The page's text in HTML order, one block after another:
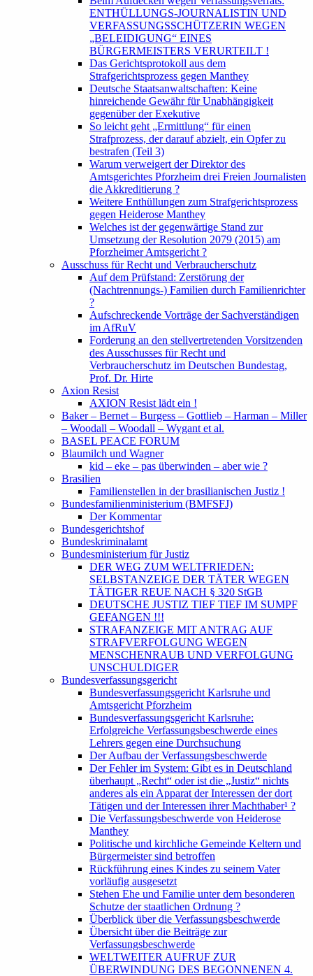
ENTHÜLLUNGS-JOURNALISTIN UND
VERFASSUNGSSCHÜTZERIN WEGEN
„BELEIDIGUNG“ EINES
BÜRGERMEISTERS VERURTEILT !
Das Gerichtsprotokoll aus dem
Strafgerichtsprozess gegen Manthey
Deutsche Staatsanwaltschaften: Keine
hinreichende Gewähr für Unabhängigkeit
gegenüber der Exekutive
So leicht geht „Ermittlung“ für einen
Strafprozess, der darauf abzielt, ein Opfer zu
bestrafen (Teil 3)
Warum verweigert der Direktor des
Amtsgerichtes Pforzheim drei Freien Journalisten
die Akkreditierung ?
Weitere Enthüllungen zum Strafgerichtsprozess
gegen Heiderose Manthey
Welches ist der gegenwärtige Stand zur
Umsetzung der Resolution 2079 (2015) am
Pforzheimer Amtsgericht ?
Ausschuss für Recht und Verbraucherschutz
Auf dem Prüfstand: Zerstörung der
(Nachtrennungs-) Familien durch Familienrichter
?
Aufschreckende Vorträge der Sachverständigen
im AfRuV
Forderung an den stellvertretenden Vorsitzenden
des Ausschusses für Recht und
Verbraucherschutz im Deutschen Bundestag,
Prof. Dr. Hirte
Axion Resist
AXION Resist lädt ein !
Baker – Bernet – Burgess – Gottlieb – Harman – Miller
– Woodall – Woodall – Wygant et al.
BASEL PEACE FORUM
Blaumilch und Wagner
kid – eke – pas überwinden – aber wie ?
Brasilien
Familienstellen in der brasilianischen Justiz !
Bundesfamilienministerium (BMFSFJ)
Der Kommentar
Bundesgerichtshof
Bundeskriminalamt
Bundesministerium für Justiz
DER WEG ZUM WELTFRIEDEN:
SELBSTANZEIGE DER TÄTER WEGEN
TÄTIGER REUE NACH § 320 StGB
DEUTSCHE JUSTIZ TIEF TIEF IM SUMPF
GEFANGEN !!!
STRAFANZEIGE MIT ANTRAG AUF
STRAFVERFOLGUNG WEGEN
MENSCHENRAUB UND VERFOLGUNG
UNSCHULDIGER
Bundesverfassungsgericht
Bundesverfassungsgericht Karlsruhe und
Amtsgericht Pforzheim
Bundesverfassungsgericht Karlsruhe:
Erfolgreiche Verfassungsbeschwerde eines
Lehrers gegen eine Durchsuchung
Der Aufbau der Verfassungsbeschwerde
Der Fehler im System: Gibt es in Deutschland
überhaupt „Recht“ oder ist die „Justiz“ nichts
anderes als ein Apparat der Interessen der dort
Tätigen und der Interessen ihrer Machthaber¹ ?
Die Verfassungsbeschwerde von Heiderose
Manthey
Politische und kirchliche Gemeinde Keltern und
Bürgermeister sind betroffen
Rückführung eines Kindes zu seinem Vater
vorläufig ausgesetzt
Stehen Ehe und Familie unter dem besonderen
Schutze der staatlichen Ordnung ?
Überblick über die Verfassungsbeschwerde
Übersicht über die Beiträge zur
Verfassungsbeschwerde
WELTWEITER AUFRUF ZUR
ÜBERWINDUNG DES BEGONNENEN 4.